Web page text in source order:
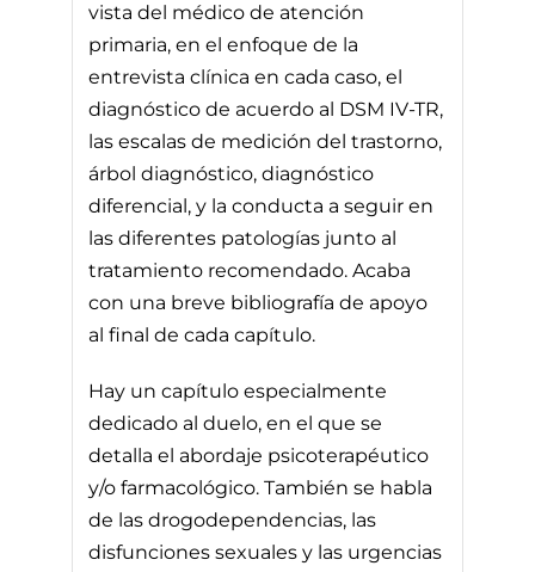
vista del médico de atención
primaria, en el enfoque de la
entrevista clínica en cada caso, el
diagnóstico de acuerdo al DSM IV-TR,
las escalas de medición del trastorno,
árbol diagnóstico, diagnóstico
diferencial, y la conducta a seguir en
las diferentes patologías junto al
tratamiento recomendado. Acaba
con una breve bibliografía de apoyo
al final de cada capítulo.
Hay un capítulo especialmente
dedicado al duelo, en el que se
detalla el abordaje psicoterapéutico
y/o farmacológico. También se habla
de las drogodependencias, las
disfunciones sexuales y las urgencias